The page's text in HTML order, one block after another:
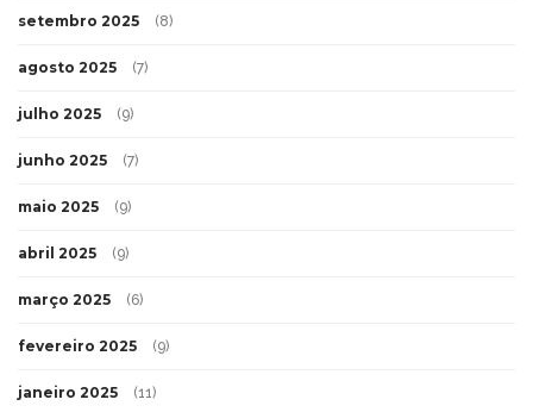
setembro 2025 (8)
agosto 2025 (7)
julho 2025 (9)
junho 2025 (7)
maio 2025 (9)
abril 2025 (9)
março 2025 (6)
fevereiro 2025 (9)
janeiro 2025 (11)